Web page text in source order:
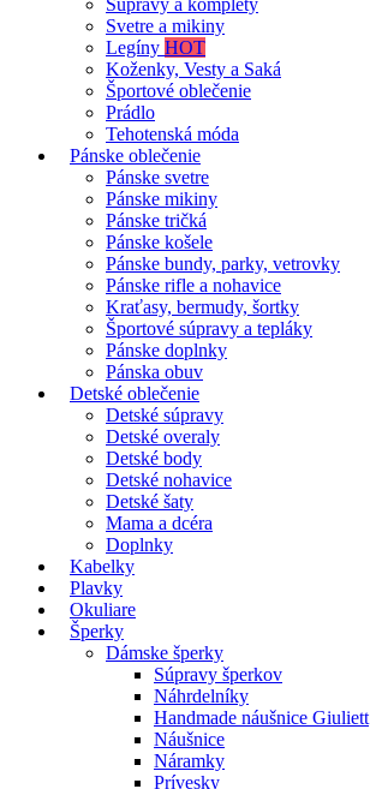
Súpravy a komplety
Svetre a mikiny
Legíny HOT
Koženky, Vesty a Saká
Športové oblečenie
Prádlo
Tehotenská móda
Pánske oblečenie
Pánske svetre
Pánske mikiny
Pánske tričká
Pánske košele
Pánske bundy, parky, vetrovky
Pánske rifle a nohavice
Kraťasy, bermudy, šortky
Športové súpravy a tepláky
Pánske doplnky
Pánska obuv
Detské oblečenie
Detské súpravy
Detské overaly
Detské body
Detské nohavice
Detské šaty
Mama a dcéra
Doplnky
Kabelky
Plavky
Okuliare
Šperky
Dámske šperky
Súpravy šperkov
Náhrdelníky
Handmade náušnice Giuliett
Náušnice
Náramky
Prívesky